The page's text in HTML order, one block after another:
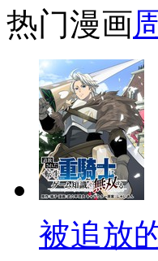
热门漫画
被追放